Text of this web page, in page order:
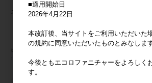
【3点セット】ファブリックローソファ
3脚
■適用開始日
2026年4月22日
本改訂後、当サイトをご利用いただいた
の規約に同意いただいたものとみなします
今後ともエコロファニチャーをよろしく
す。